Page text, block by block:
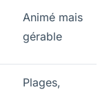
Animé mais
gérable
Plages,